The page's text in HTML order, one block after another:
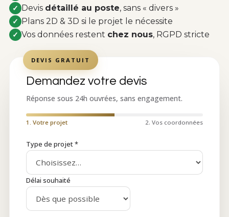
✓ Devis détaillé au poste, sans « divers »
✓ Plans 2D & 3D si le projet le nécessite
✓ Vos données restent chez nous, RGPD stricte
DEVIS GRATUIT
Demandez votre devis
Réponse sous 24h ouvrées, sans engagement.
1. Votre projet 2. Vos coordonnées
Type de projet *
Délai souhaité